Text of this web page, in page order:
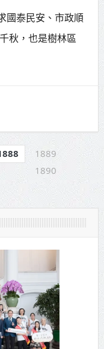
國泰民安、市政順
秋，也是樹林區
1889
1890